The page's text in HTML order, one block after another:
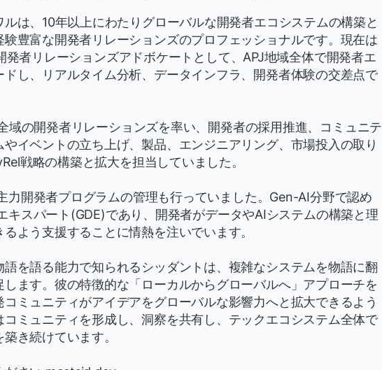
は、10年以上にわたりグローバルな開発者エコシステムの構築と
豊富な開発者リレーションズのプロフェッショナルです。現在は
発者リレーションズアドボケートとして、APJ地域全体で開発者エ
ドし、リアルタイム分析、データインフラ、開発者体験の交差点で
域の開発者リレーションズを率い、開発者の採用推進、コミュニテ
やイベントの立ち上げ、製品、エンジニアリング、市場投入の取り
戦略の構築と拡大を担当していました。
力開発者プログラムの管理も行っていました。Gen-AI分野で認め
キスパート(GDE)であり、開発者がデータやAIシステムの構築と理
よう支援することに情熱を注いでいます。
を語る能力で知られるシッダントは、複雑なシステムを物語に翻
ます。彼の特徴的な「ローカルからグローバルへ」アプローチを
ミュニティがアイデアをグローバルな影響力へと拡大できるよう
ミュニティを形成し、洞察を共有し、テックエコシステム全体で
き続けています。